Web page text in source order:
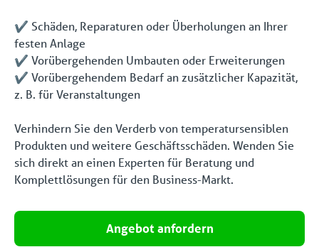
✔️ Schäden, Reparaturen oder Überholungen an Ihrer
festen Anlage
✔️ Vorübergehenden Umbauten oder Erweiterungen
✔️ Vorübergehendem Bedarf an zusätzlicher Kapazität,
z. B. für Veranstaltungen
Verhindern Sie den Verderb von temperatursensiblen
Produkten und weitere Geschäftsschäden. Wenden Sie
sich direkt an einen Experten für Beratung und
Komplettlösungen für den Business-Markt.
Angebot anfordern